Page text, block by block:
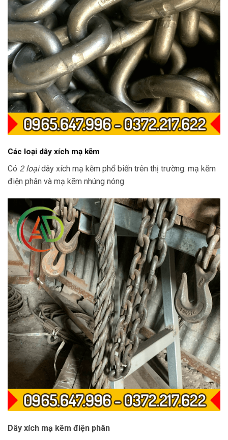
Các loại dây xích mạ kẽm
Có 2 loạidây xích mạ kẽm phổ biến trên thị trường: mạ kẽm
điện phân và mạ kẽm nhúng nóng
Dây xích mạ kẽm điện phân